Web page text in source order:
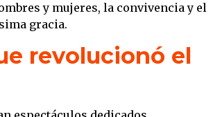
y mujeres, la convivencia y el
gracia.
revolucionó el